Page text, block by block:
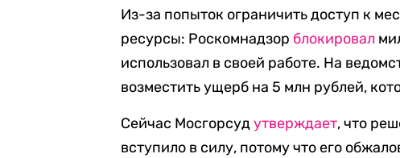
Из-за попыток ограничить доступ к
ресурсы: Роскомнадзор блокировал
использовал в своей работе. На
возместить ущерб на 5 млн рублей,
Сейчас Мосгорсудутверждает, что
вступило в силу, потому что его